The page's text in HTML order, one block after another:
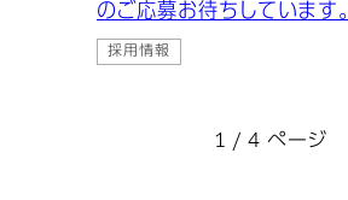
のご応募お待ちしています。
採用情報
1 / 4 ページ